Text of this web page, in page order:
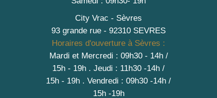
City Vrac - Sèvres
93 grande rue - 92310 SEVRES
Horaires d'ouverture à Sèvres :
Mardi et Mercredi : 09h30 - 14h /
15h - 19h . Jeudi : 11h30 -14h /
15h - 19h . Vendredi : 09h30 -14h /
15h -19h